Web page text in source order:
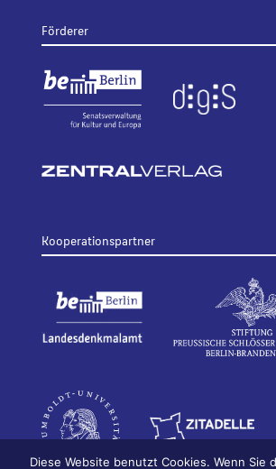
Förderer
Kooperationspartner
Diese Website benutzt Cookies. Wenn Sie